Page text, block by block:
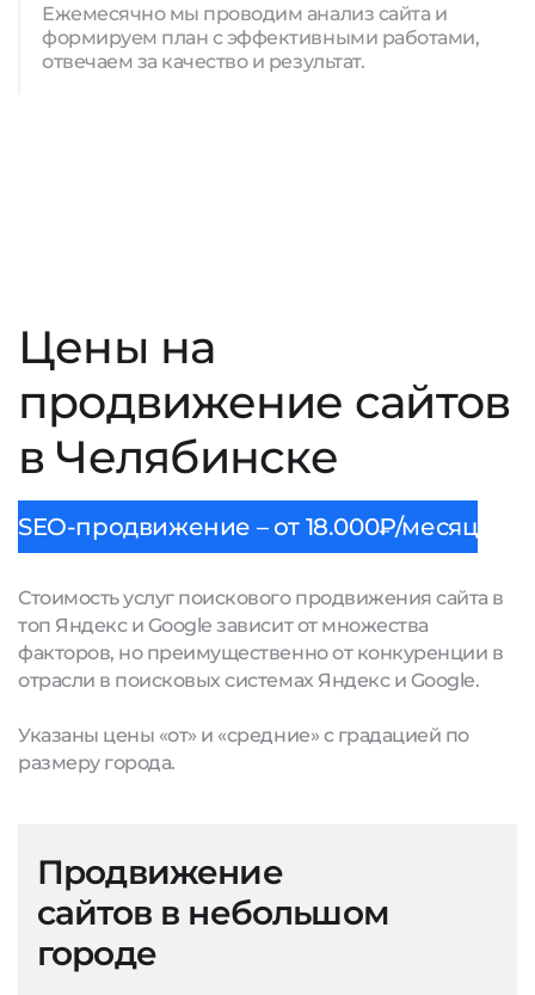
Ежемесячно мы проводим анализ сайта и
формируем план с эффективными работами,
отвечаем за качество и результат.
Цены на
продвижение сайтов
в Челябинске
SEO-продвижение – от 18.000₽/месяц
Стоимость услуг поискового продвижения сайта в
топ Яндекс и Google зависит от множества
факторов, но преимущественно от конкуренции в
отрасли в поисковых системах Яндекс и Google.
Указаны цены «от» и «средние» с градацией по
размеру города.
Продвижение
сайтов в небольшом
городе